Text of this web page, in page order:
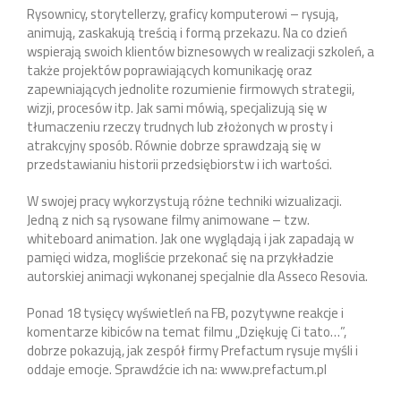
Rysownicy, storytellerzy, graficy komputerowi – rysują,
animują, zaskakują treścią i formą przekazu. Na co dzień
wspierają swoich klientów biznesowych w realizacji szkoleń, a
także projektów poprawiających komunikację oraz
zapewniających jednolite rozumienie firmowych strategii,
wizji, procesów itp. Jak sami mówią, specjalizują się w
tłumaczeniu rzeczy trudnych lub złożonych w prosty i
atrakcyjny sposób. Równie dobrze sprawdzają się w
przedstawianiu historii przedsiębiorstw i ich wartości.
W swojej pracy wykorzystują różne techniki wizualizacji.
Jedną z nich są rysowane filmy animowane – tzw.
whiteboard animation. Jak one wyglądają i jak zapadają w
pamięci widza, mogliście przekonać się na przykładzie
autorskiej animacji wykonanej specjalnie dla Asseco Resovia.
Ponad 18 tysięcy wyświetleń na FB, pozytywne reakcje i
komentarze kibiców na temat filmu „Dziękuję Ci tato…”,
dobrze pokazują, jak zespół firmy Prefactum rysuje myśli i
oddaje emocje. Sprawdźcie ich na: www.prefactum.pl